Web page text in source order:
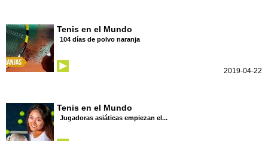
Tenis en el Mundo
104 días de polvo naranja
2019-04-22
Tenis en el Mundo
Jugadoras asiáticas empiezan el...